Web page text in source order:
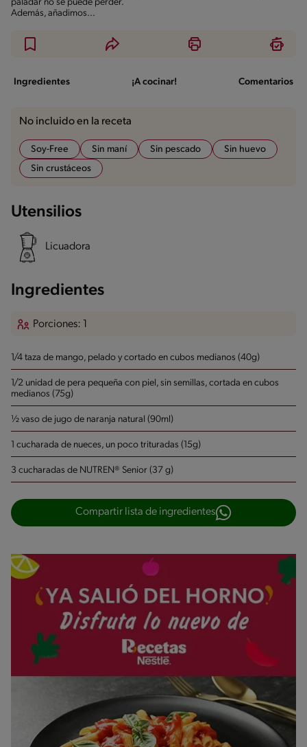
paladar no se puede perder.
Además, añadimos...
Ingredientes ¡A cocinar! Comentarios
No incluido en la receta
Soy-Free Sin maní Sin pescado
Sin huevo
Sin crustáceos
Utensilios
Licuadora
Ingredientes
Porciones: 1
1/4 taza de mango, pelado y cortado en cubos medianos (40g)
1/2 unidad de pera pequeña con piel, sin semillas, cortada en cubos
medianos (75g)
½ vaso de jugo de naranja natural (90ml)
1 cucharada de nueces, un poco trituradas (15g)
3 cucharadas de NUTREN® Senior (37 g)
Compartir lista de ingredientes